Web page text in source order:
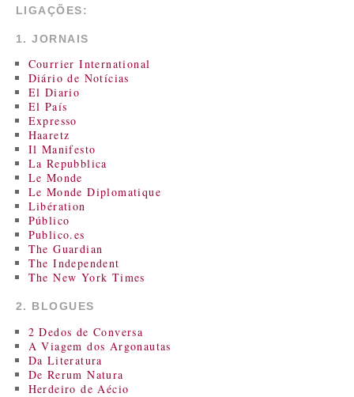
LIGAÇÕES:
1. JORNAIS
Courrier International
Diário de Notícias
El Diario
El País
Expresso
Haaretz
Il Manifesto
La Repubblica
Le Monde
Le Monde Diplomatique
Libération
Público
Publico.es
The Guardian
The Independent
The New York Times
2. BLOGUES
2 Dedos de Conversa
A Viagem dos Argonautas
Da Literatura
De Rerum Natura
Herdeiro de Aécio